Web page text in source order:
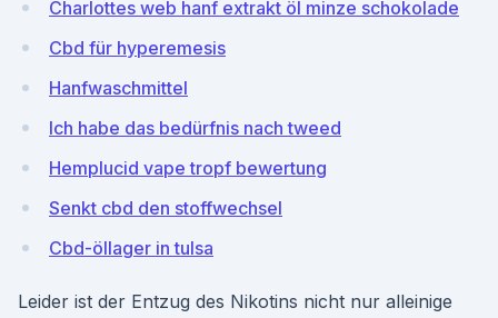
Charlottes web hanf extrakt öl minze schokolade
Cbd für hyperemesis
Hanfwaschmittel
Ich habe das bedürfnis nach tweed
Hemplucid vape tropf bewertung
Senkt cbd den stoffwechsel
Cbd-öllager in tulsa
Leider ist der Entzug des Nikotins nicht nur alleinige